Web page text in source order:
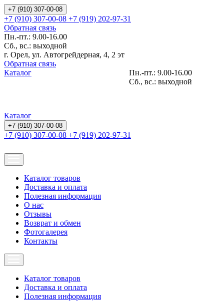
+7 (910) 307-00-08
+7 (910) 307-00-08 +7 (919) 202-97-31
Обратная связь
Пн.-пт.: 9.00-16.00
Сб., вс.: выходной
г. Орел, ул. Автогрейдерная, 4, 2 эт
Обратная связь
Пн.-пт.: 9.00-16.00
Сб., вс.: выходной
Каталог
Каталог
+7 (910) 307-00-08
+7 (910) 307-00-08 +7 (919) 202-97-31
Каталог товаров
Доставка и оплата
Полезная информация
О нас
Отзывы
Возврат и обмен
Фотогалерея
Контакты
Каталог товаров
Доставка и оплата
Полезная информация